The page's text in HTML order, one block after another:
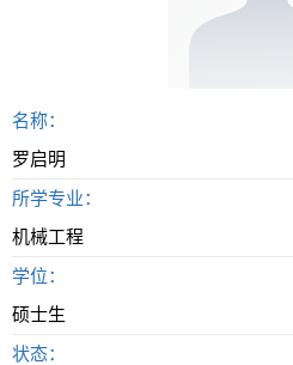
名称：
罗启明
所学专业：
机械工程
学位：
硕士生
状态：